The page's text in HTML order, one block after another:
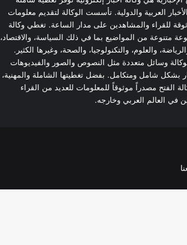
العربية والدولية. تأسست الوكالة لتقديم معلومات
للقراء والمشاهدين على مدار الساعة. تغطي وكالة
متنوعة من المواضيع بما في ذلك السياسة، والاقتصاد،
والعلوم، والتكنولوجيا، والصحة، وغيرها الكثير.
وسائل متعددة مثل النصوص والصور والفيديوهات
بشكل شامل ومتكامل. بفضل تغطيتها الشاملة والمهنية،
الفتح مصدراً موثوقاً للمعلومات للعديد من القراء
في العالم العربي وخارجه.